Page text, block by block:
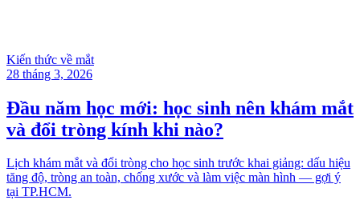
Kiến thức về mắt
28 tháng 3, 2026
Đầu năm học mới: học sinh nên khám mắt
và đổi tròng kính khi nào?
Lịch khám mắt và đổi tròng cho học sinh trước khai giảng: dấu hiệu
tăng độ, tròng an toàn, chống xước và làm việc màn hình — gợi ý
tại TP.HCM.